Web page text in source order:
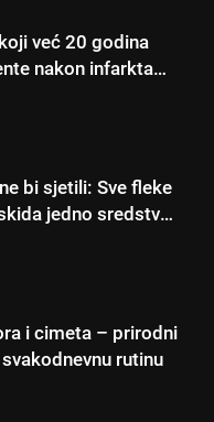
već 20 godina
nakon infarkta
jutarnje navike
bi sjetili: Sve fleke
jedno sredstvo
u kući
i cimeta – prirodni
rutinu